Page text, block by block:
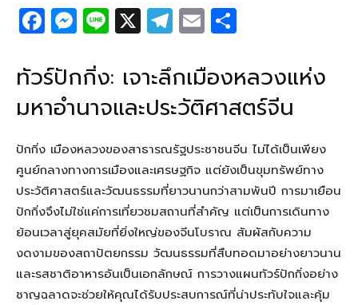
F
a
c
e
b
o
o
k
M
e
ss
e
n
g
er
Li
n
e
X T
el
e
g
ra
m
E
m
ailar
e
ทัวร์ปักกิ่ง: เจาะลึกเมืองหลวงแห่ง
มหาอำนาจและประวัติศาสตร์จีน
ปักกิ่ง เมืองหลวงของสาธารณรัฐประชาชนจีน ไม่ได้เป็นเพียง
ศูนย์กลางทางการเมืองและเศรษฐกิจ แต่ยังเป็นขุมทรัพย์ทาง
ประวัติศาสตร์และวัฒนธรรมที่ยาวนานกว่าสามพันปี การมาเยือน
ปักกิ่งจึงไม่ใช่แค่การเที่ยวชมสถานที่สำคัญ แต่เป็นการเดินทาง
ย้อนเวลาสู่ยุคสมัยที่ยิ่งใหญ่ของจีนโบราณ สัมผัสกับความ
งดงามของสถาปัตยกรรม วัฒนธรรมที่สืบทอดมาอย่างยาวนาน
และรสชาติอาหารอันเป็นเอกลักษณ์ การวางแผนทัวร์ปักกิ่งอย่าง
ชาญฉลาดจะช่วยให้คุณได้รับประสบการณ์ที่น่าประทับใจและคุ้ม